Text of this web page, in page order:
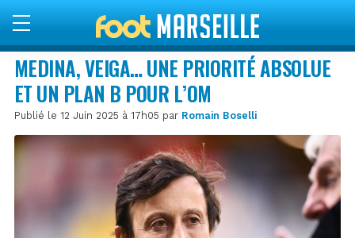
MEDINA, VEIGA… UNE PRIORITÉ ABSOLUE
ET UN PLAN B POUR L’OM
Publié le 12 Juin 2025 à 17h05 par Romain Boselli